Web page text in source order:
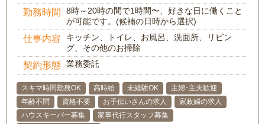
勤務時間
8時～20時の間で1時間〜、好きな日に働くこと
が可能です。(候補の日時から選択)
仕事内容
キッチン、トイレ、お風呂、洗面所、リビン
グ、その他のお掃除
契約形態 業務委託
スキマ時間勤務OK 高時給 未経験OK
主婦･主夫歓迎
年齢不問
資格不要 お手伝いさんの求人
家政婦の求人
ハウスキーパー募集
家事代行スタッフ募集